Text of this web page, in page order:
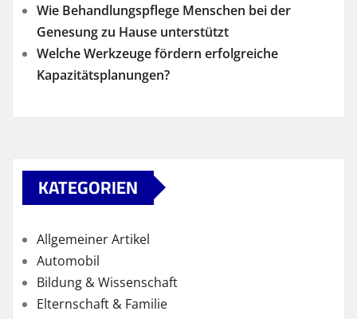
Wie Behandlungspflege Menschen bei der
Genesung zu Hause unterstützt
Welche Werkzeuge fördern erfolgreiche
Kapazitätsplanungen?
KATEGORIEN
Allgemeiner Artikel
Automobil
Bildung & Wissenschaft
Elternschaft & Familie